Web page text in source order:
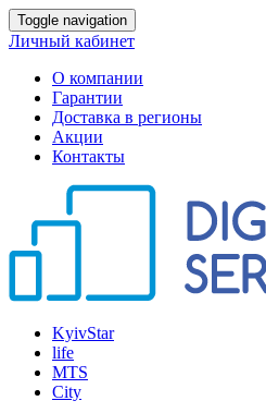
Toggle navigation
Личный кабинет
О компании
Гарантии
Доставка в регионы
Акции
Контакты
KyivStar
life
MTS
City